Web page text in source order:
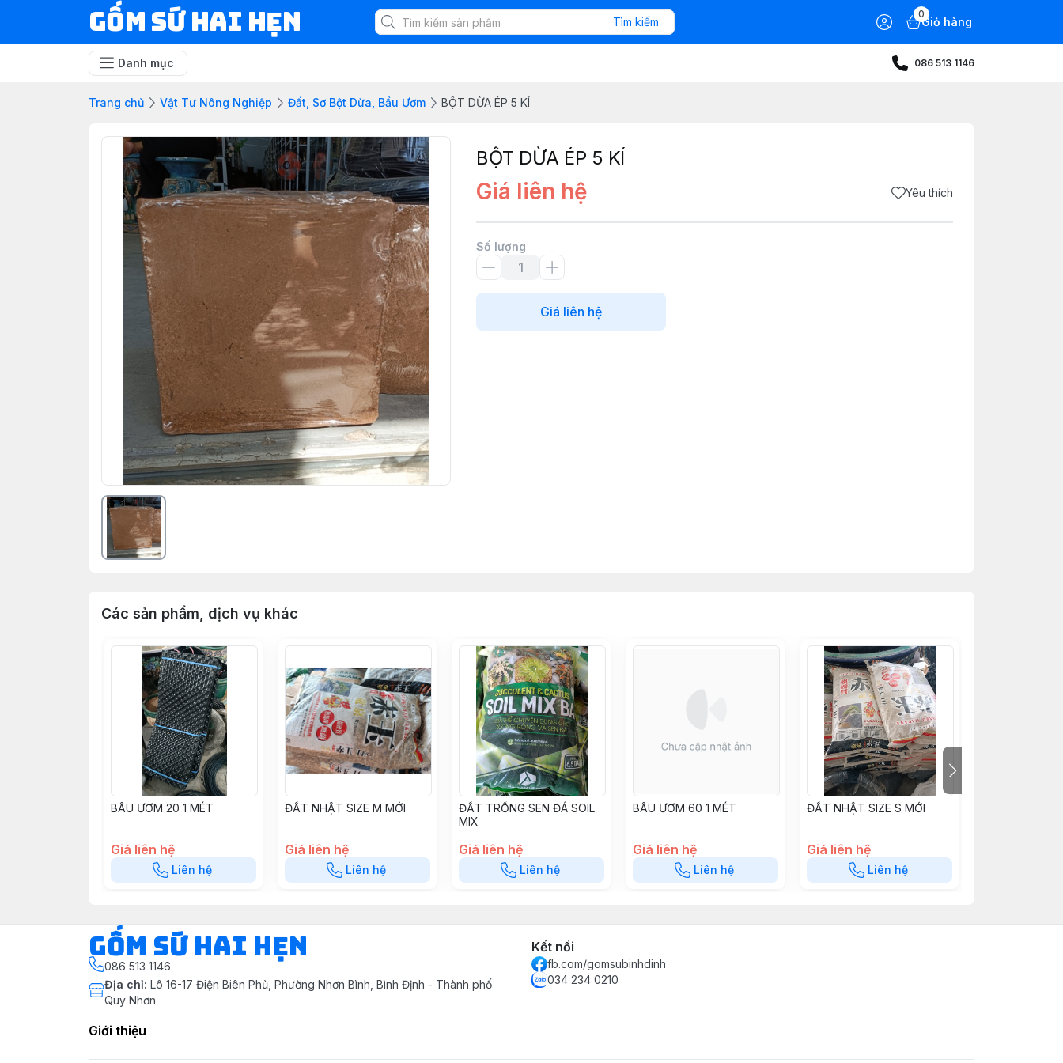
Gốm Sứ Hai Hẹn Tìm kiếm
0
Giỏ hàng
Danh mục 086 513 1146
Trang chủ Vật Tư Nông Nghiệp Đất, Sơ Bột Dừa, Bầu Ươm BỘT DỪA ÉP 5 KÍ
BỘT DỪA ÉP 5 KÍ
Giá liên hệ Yêu thích
Số lượng
Giá liên hệ
Các sản phẩm, dịch vụ khác
BẦU ƯƠM 20 1 MÉT
Giá liên hệ
Liên hệ
ĐẤT NHẬT SIZE M MỚI
Giá liên hệ
Liên hệ
ĐẤT TRỒNG SEN ĐÁ SOIL
MIX
Giá liên hệ
Liên hệ
BẦU ƯƠM 60 1 MÉT
Giá liên hệ
Liên hệ
ĐẤT NHẬT SIZE S MỚI
Giá liên hệ
Liên hệ
Gốm Sứ Hai Hẹn
086 513 1146
Địa chỉ: Lô 16-17 Điện Biên Phủ, Phường Nhơn Bình, Bình Định - Thành phố
Quy Nhơn
Kết nối
fb.com/gomsubinhdinh
034 234 0210
Giới thiệu